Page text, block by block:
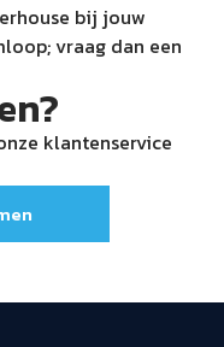
bij jouw
vraag dan een
klantenservice